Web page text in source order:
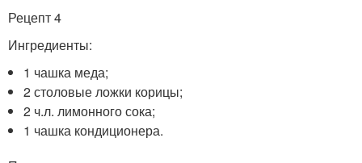
Рецепт 4
Ингредиенты:
1 чашка меда;
2 столовые ложки корицы;
2 ч.л. лимонного сока;
1 чашка кондиционера.